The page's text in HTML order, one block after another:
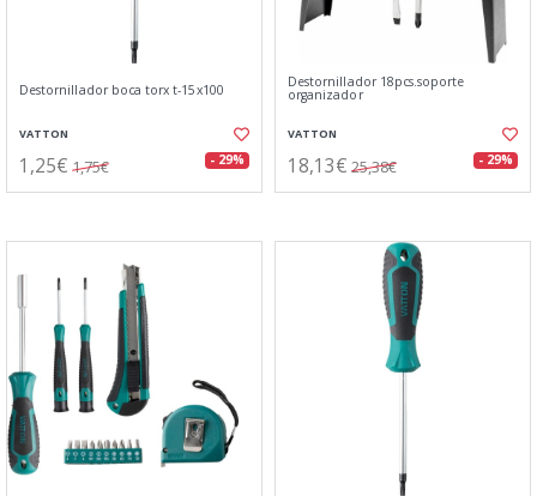
Destornillador boca torx t-15x100
VATTON
1,25€ 1,75€ - 29%
Destornillador 18pcs.soporte
organizador
VATTON
18,13€ 25,38€ - 29%